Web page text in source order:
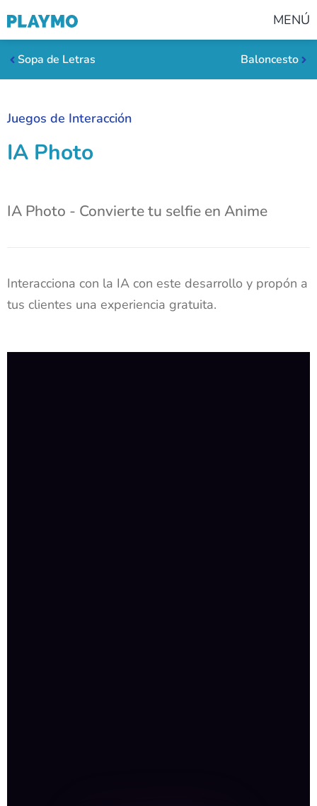
MENÚ
Sopa de Letras Baloncesto
Juegos de Interacción
IA Photo
IA Photo - Convierte tu selfie en Anime
Interacciona con la IA con este desarrollo y propón a
tus clientes una experiencia gratuita.